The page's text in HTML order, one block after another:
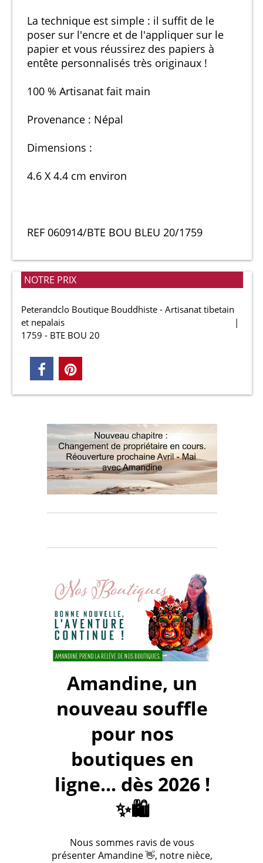
La technique est simple : il suffit de le
poser sur l'encre et de l'appliquer sur le
papier et vous réussirez des papiers à
entête personnalisés très originaux !
100 % Artisanat fait main
Provenance : Népal
Dimensions :
4.6 X 4.4 cm environ
REF 060914/BTE BOU BLEU 20/1759
NOTRE PRIX
Peterandclo Boutique Bouddhiste - Artisanat tibetain
et nepalais
1759 - BTE BOU 20
Amandine, un
nouveau souffle
pour nos
boutiques en
ligne... dès 2026 !
✨🛍️
Nous sommes ravis de vous
présenter Amandine 👋, notre nièce,